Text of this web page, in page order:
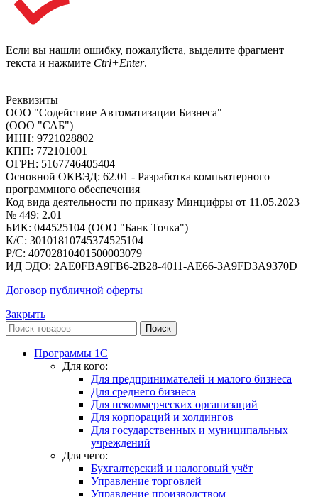
Если вы нашли ошибку, пожалуйста, выделите фрагмент
текста и нажмите Ctrl+Enter.
Реквизиты
ООО "Содействие Автоматизации Бизнеса"
(ООО "САБ")
ИНН: 9721028802
КПП: 772101001
ОГРН: 5167746405404
Основной ОКВЭД: 62.01 - Разработка компьютерного
программного обеспечения
Код вида деятельности по приказу Минцифры от 11.05.2023
№ 449: 2.01
БИК: 044525104 (ООО "Банк Точка")
К/С: 30101810745374525104
Р/С: 40702810401500003079
ИД ЭДО: 2AE0FBA9FB6-2B28-4011-AE66-3A9FD3A9370D
Договор публичной оферты
Закрыть
Поиск
Программы 1С
Для кого:
Для предпринимателей и малого бизнеса
Для среднего бизнеса
Для некоммерческих организаций
Для корпораций и холдингов
Для государственных и муниципальных
учреждений
Для чего:
Бухгалтерский и налоговый учёт
Управление торговлей
Управление производством